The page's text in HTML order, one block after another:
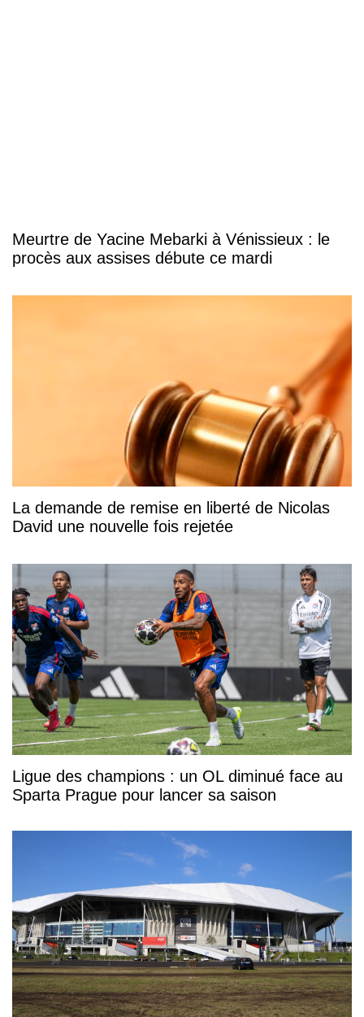
Meurtre de Yacine Mebarki à Vénissieux : le
procès aux assises débute ce mardi
La demande de remise en liberté de Nicolas
David une nouvelle fois rejetée
Ligue des champions : un OL diminué face au
Sparta Prague pour lancer sa saison